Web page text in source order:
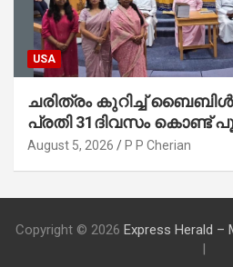
USA
ചരിത്രം കുറിച്ച്
പ്രതി 31ദിവസം കൊണ്ട്
മാർത്തോമ്മാ ചർച്ച് ഓഫ്
August 5, 2026 P P Cherian
Copyright © 2026 Express Herald –